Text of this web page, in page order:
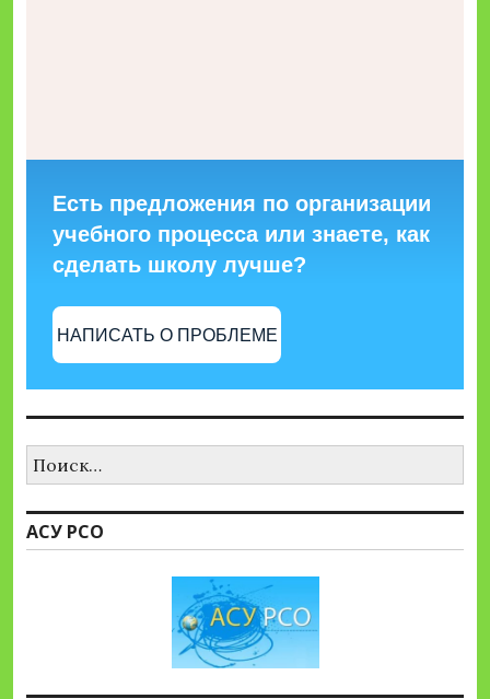
Есть предложения по организации
учебного процесса или знаете, как
сделать школу лучше?
НАПИСАТЬ О ПРОБЛЕМЕ
АСУ РСО